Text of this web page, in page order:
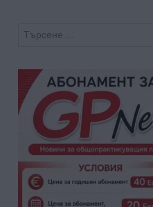
Търсене